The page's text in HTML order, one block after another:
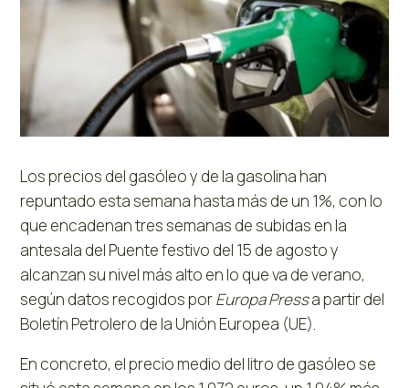
Los precios del gasóleo y de la gasolina han
repuntado esta semana hasta más de un 1%, con lo
que encadenan tres semanas de subidas en la
antesala del Puente festivo del 15 de agosto y
alcanzan su nivel más alto en lo que va de verano,
según datos recogidos porEuropa Pressa partir del
Boletín Petrolero de la Unión Europea (UE).
En concreto, el precio medio del litro de gasóleo se